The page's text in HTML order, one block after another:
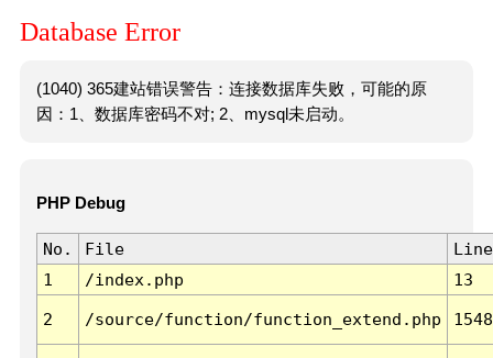
Database Error
(1040) 365建站错误警告：连接数据库失败，可能的原
因：1、数据库密码不对; 2、mysql未启动。
PHP Debug
No. File
Line
1
/index.php 13
2 /source/function/function_extend.php 1548